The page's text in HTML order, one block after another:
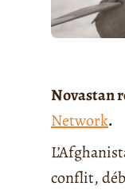
Novastan
Network.
conflit,